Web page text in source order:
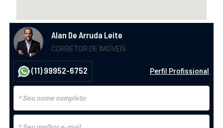
Alan De Arruda Leite
CORRETOR DE IMÓVEIS
(11) 99952-6752 Perfil Profissional